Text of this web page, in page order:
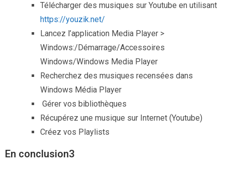
Télécharger des musiques sur Youtube en utilisant
https://youzik.net/
Lancez l’application Media Player >
Windows:/Démarrage/Accessoires
Windows/Windows Media Player
Recherchez des musiques recensées dans
Windows Média Player
Gérer vos bibliothèques
Récupérez une musique sur Internet (Youtube)
Créez vos Playlists
En conclusion3